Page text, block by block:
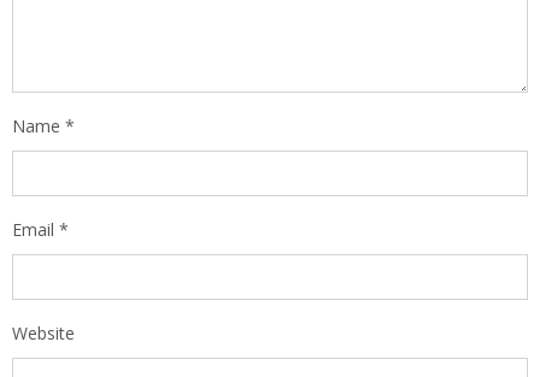
Name *
Email *
Website